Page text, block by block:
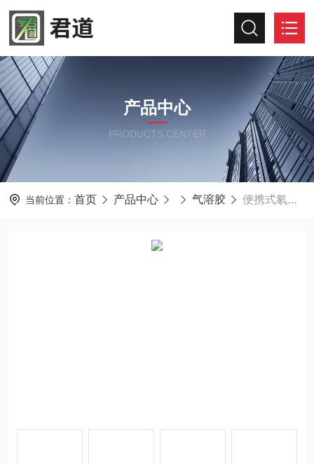
产品中心
PRODUCTS CENTER
当前位置： 首页 产品中心 气溶胶 便携式氡补偿气溶胶监测仪MR-G310